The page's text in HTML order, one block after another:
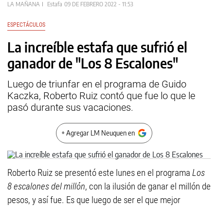
LA MAÑANA Estafa 09 DE FEBRERO 2022 - 11:53
ESPECTÁCULOS
La increíble estafa que sufrió el
ganador de "Los 8 Escalones"
Luego de triunfar en el programa de Guido
Kaczka, Roberto Ruiz contó que fue lo que le
pasó durante sus vacaciones.
+ Agregar LM Neuquen en
Roberto Ruiz se presentó este lunes en el programa Los
8 escalones del millón, con la ilusión de ganar el millón de
pesos, y así fue. Es que luego de ser el que mejor